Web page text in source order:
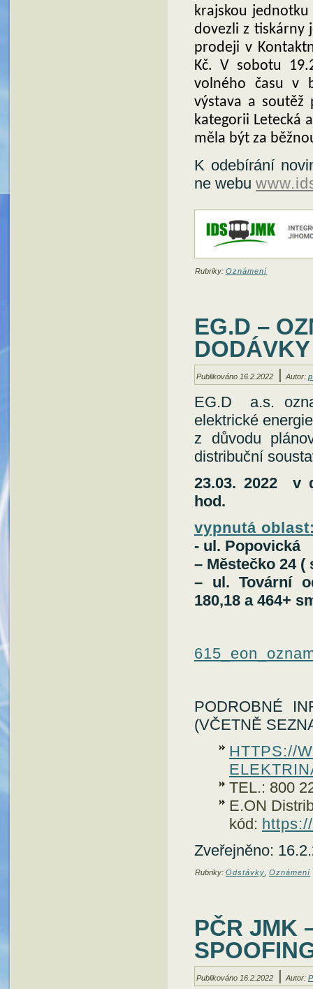
krajskou
dovezli z tiskárny
prodeji v
Kč. V sobotu
volného času v
výstava a soutěž
kategorii Letecká
měla být za
K odebírání
ne webu
Rubriky: Oznámení
EG.D –
Publikováno 16.2.2022 Autor:
EG.D a.s.
elektrické energie
z důvodu
distribuční
23.03. 2022 v
hod.
vypnutá
- ul. Popovická
– Městečko 24 (
– ul. Tovární
180,18 a 464+
PODROBNÉ
(VČETNĚ
HTTPS://
TEL.: 800
E.ON
kód:
Zveřejněno:
Rubriky: Odstávky Oznámení
PČR JMK
Publikováno 16.2.2022 Autor: